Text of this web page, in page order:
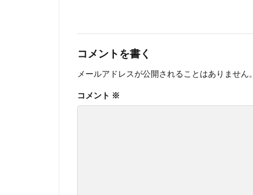
コメントを書く
メールアドレスが公開されることはありません。
コメント ※